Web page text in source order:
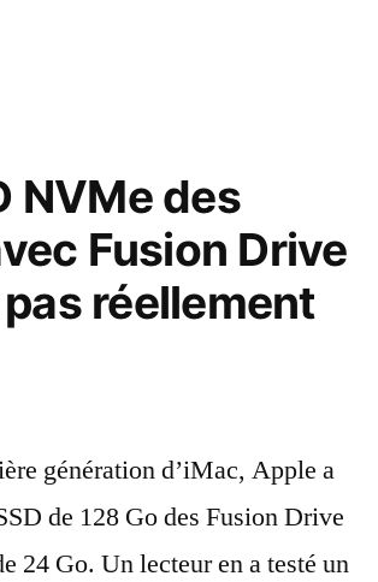
NVMe des
Fusion Drive
réellement
génération d’iMac, Apple a
de 128 Go des Fusion Drive
24 Go. Un lecteur en a testé un